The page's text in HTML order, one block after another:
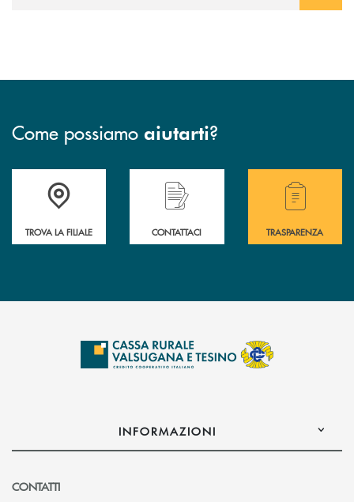
Come possiamo aiutarti?
Accedi all' elenco completo delle filiali .
TROVA LA FILIALE
Hai bisogno di assistenza immediata?
CONTATTACI
Hai bisogno di
TRASPARENZA
INFORMAZIONI
CONTATTI